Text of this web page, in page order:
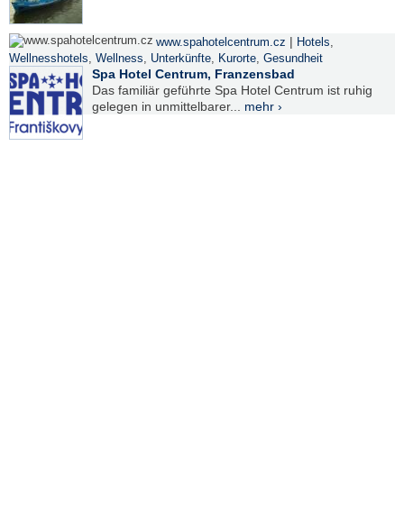
www.spahotelcentrum.cz | Hotels,
Wellnesshotels, Wellness, Unterkünfte, Kurorte, Gesundheit
Spa Hotel Centrum, Franzensbad
Das familiär geführte Spa Hotel Centrum ist ruhig
gelegen in unmittelbarer... mehr ›